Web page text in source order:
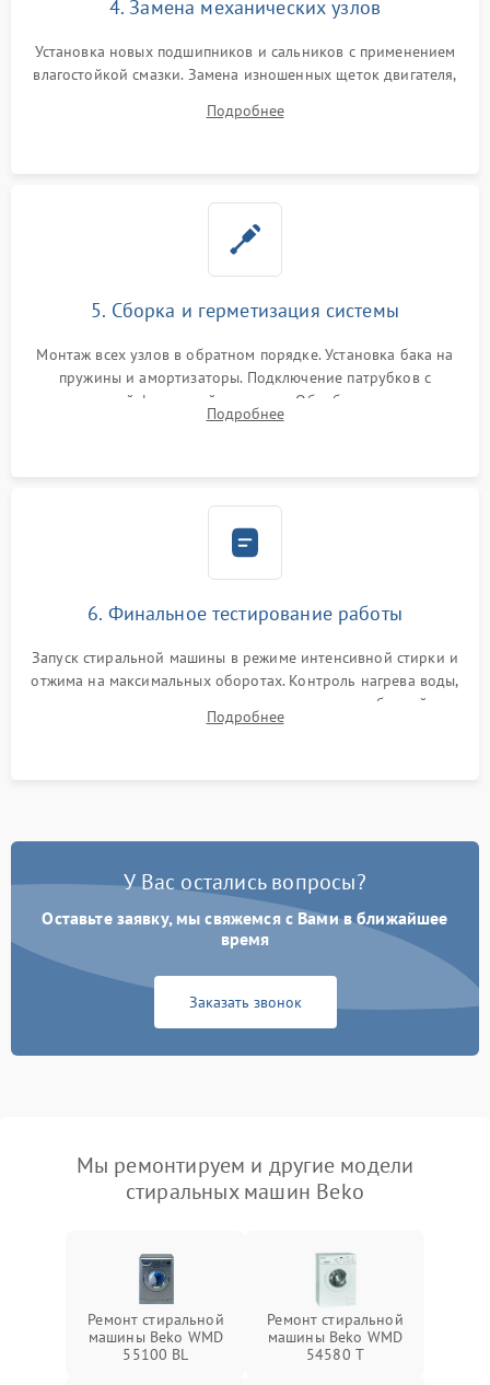
4. Замена механических узлов
Установка новых подшипников и сальников с применением
влагостойкой смазки. Замена изношенных щеток двигателя,
или поврежденной резиновой манжеты.
Подробнее
5. Сборка и герметизация системы
Монтаж всех узлов в обратном порядке. Установка бака на
пружины и амортизаторы. Подключение патрубков с
надежной фиксацией хомутами. Обработка стыков
герметиком для предотвращения возможных протечек воды.
Подробнее
6. Финальное тестирование работы
Запуск стиральной машины в режиме интенсивной стирки и
отжима на максимальных оборотах. Контроль нагрева воды,
корректности слива, отсутствия излишних вибраций,
посторонних стуков и протечек под корпусом.
Подробнее
У Вас остались вопросы?
Оставьте заявку, мы свяжемся с Вами в ближайшее
время
Заказать звонок
Мы ремонтируем и другие модели
стиральных машин Beko
Ремонт стиральной
машины Beko WMD
55100 BL
Ремонт стиральной
машины Beko WMD
54580 T